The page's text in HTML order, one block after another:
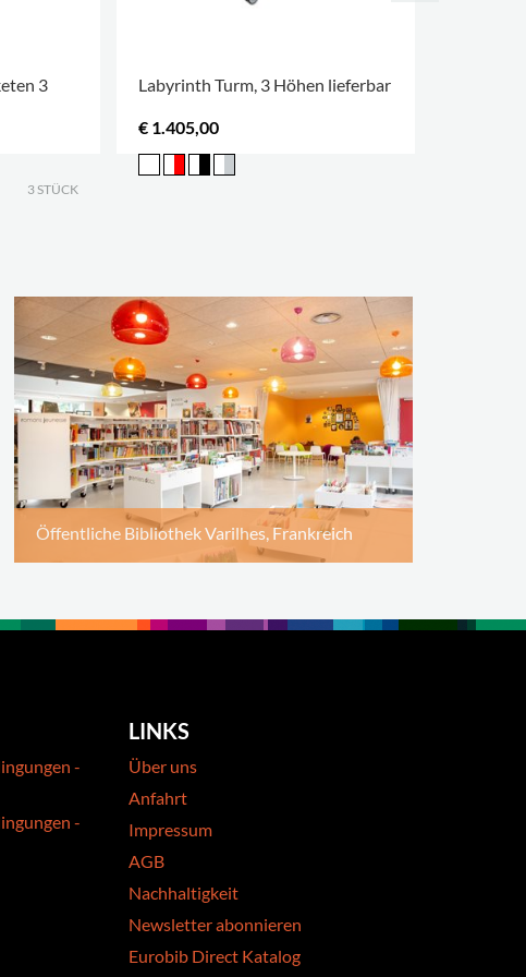
3
3 STÜCK
Labyrinth Turm, 3 Höhen lieferbar
€ 1.405,00
Öffentliche Bibliothek Varilhes, Frankreich
-
-
LINKS
Über uns
Anfahrt
Impressum
AGB
Nachhaltigkeit
Newsletter abonnieren
Eurobib Direct Katalog